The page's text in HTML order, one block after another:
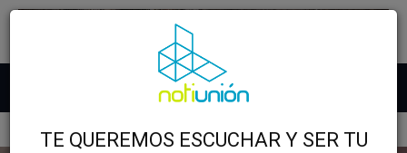
GOBIERNO
TE QUEREMOS ESCUCHAR Y SER TU